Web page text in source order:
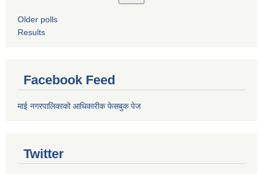
Older polls
Results
Facebook Feed
माई नगरपालिकाको आधिकारीक फेसबुक पेज
Twitter